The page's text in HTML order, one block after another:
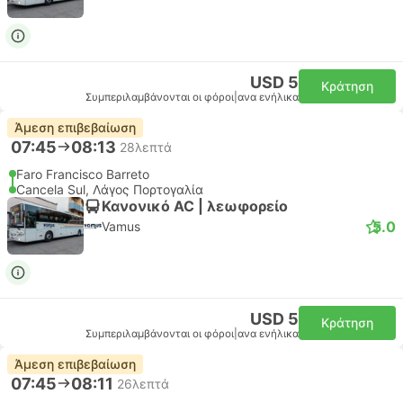
USD 5
Συμπεριλαμβάνονται οι φόροι ανα ενήλικα
Κράτηση
Άμεση επιβεβαίωση
07:45 08:13 28λεπτά
Faro Francisco Barreto
Cancela Sul, Λάγος Πορτογαλία
Κανονικό AC | λεωφορείο
Vamus 5.0
USD 5
Συμπεριλαμβάνονται οι φόροι ανα ενήλικα
Κράτηση
Άμεση επιβεβαίωση
07:45 08:11 26λεπτά